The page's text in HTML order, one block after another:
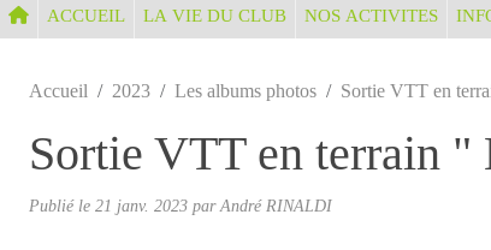
ACCUEIL LA VIE DU CLUB NOS ACTIVITES
Accueil 2023 Les albums photos Sortie VTT en
Sortie VTT en terrain "
Publié le 21 janv. 2023 par André RINALDI